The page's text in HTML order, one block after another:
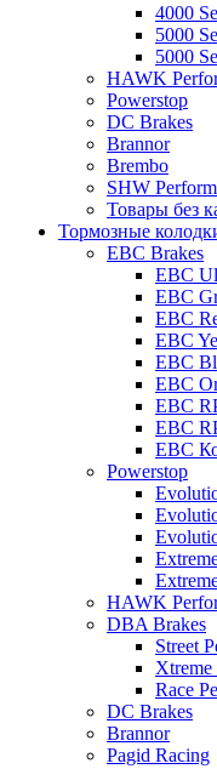
4000
5000
5000
HAWK
Powerstop
DC Brakes
Brannor
Brembo
SHW
Товары без
Тормозные
EBC Brakes
EBC
EBC
EBC
EBC
EBC
EBC
EBC
EBC
EBC
Powerstop
HAWK
DBA Brakes
Street
Xtreme
Race
DC Brakes
Brannor
Pagid Racing